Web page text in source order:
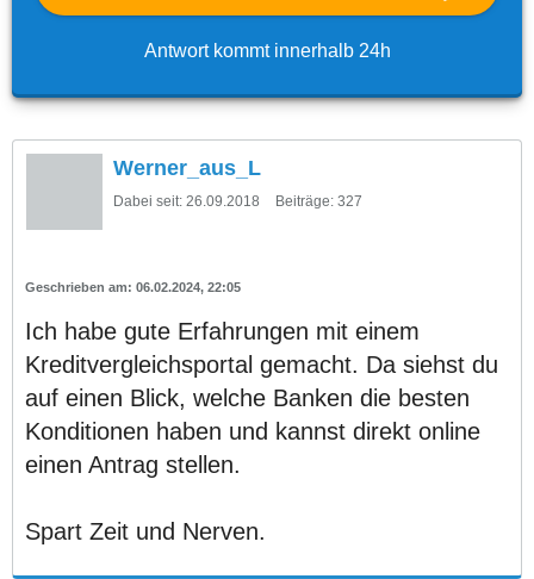
Antwort kommt innerhalb 24h
Werner_aus_L
Dabei seit: 26.09.2018 Beiträge: 327
06.02.2024, 22:05
Ich habe gute Erfahrungen mit einem
Kreditvergleichsportal gemacht. Da siehst du
auf einen Blick, welche Banken die besten
Konditionen haben und kannst direkt online
einen Antrag stellen.
Spart Zeit und Nerven.